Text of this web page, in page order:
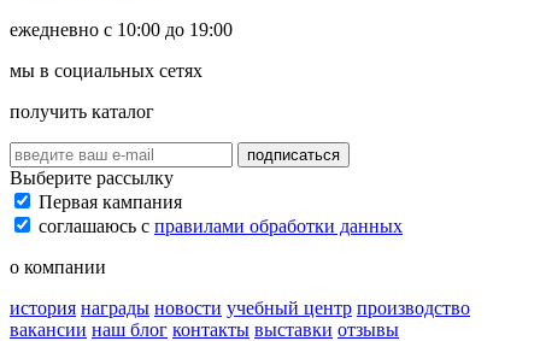
ежедневно с 10:00 до 19:00
мы в социальных сетях
получить каталог
подписаться
Выберите рассылку
Первая кампания
соглашаюсь с правилами обработки данных
о компании
история награды новости учебный центр производство
вакансии наш блог контакты выставки отзывы